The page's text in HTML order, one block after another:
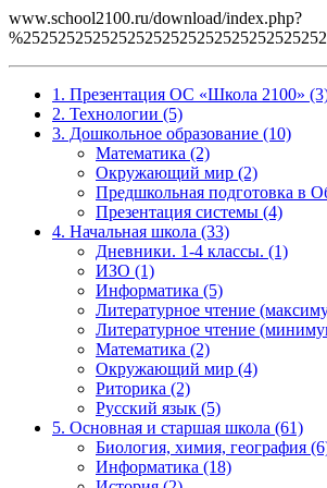
www.school2100.ru/download/index.php?
1. Презентация ОС «Школа 2100»
2. Технологии (5)
3. Дошкольное образование (10)
Математика (2)
Окружающий мир (2)
Предшкольная подготовка в
Презентация системы (4)
4. Начальная школа (33)
Дневники. 1-4 классы. (1)
ИЗО (1)
Информатика (5)
Литературное чтение
Литературное чтение
Математика (2)
Окружающий мир (4)
Риторика (2)
Русский язык (5)
5. Основная и старшая школа (61)
Биология, химия, география
Информатика (18)